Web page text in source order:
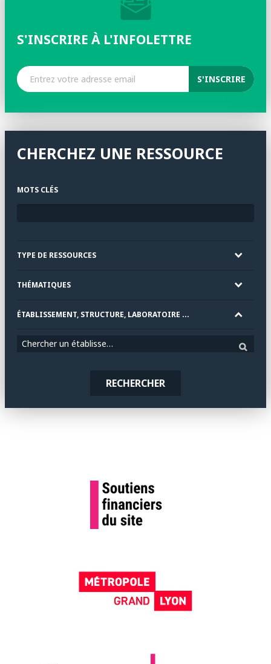
S'INSCRIRE À L'INFOLETTRE
CHERCHEZ UNE RESSOURCE
MOTS CLÉS
TYPE DE RESSOURCES
THÉMATIQUES
ÉTABLISSEMENT, STRUCTURE, LABORATOIRE ...
Chercher un établissement
RECHERCHER